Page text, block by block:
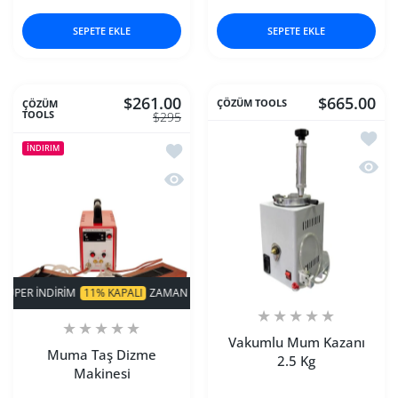
SEPETE EKLE SEPETE EKLE
ÇÖZÜM
TOOLS
$261.00
$295
İNDIRIM
İstek listesine ekle Muma Taş Dizme
Hızlı Görünüm Muma Taş Dizme
11% KAPALI ZAMAN SINIRLI! SÜPER INDIRIM 11% KAPALI
Muma Taş Dizme
Makinesi
ÇÖZÜM TOOLS $665.00
İstek
Hızlı
Vakumlu Mum Kazanı
2.5 Kg